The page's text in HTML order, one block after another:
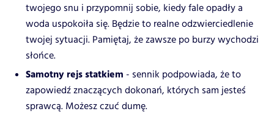
twojego snu i przypomnij sobie, kiedy fale opadły a
woda uspokoiła się. Będzie to realne odzwierciedlenie
twojej sytuacji. Pamiętaj, że zawsze po burzy wychodzi
słońce.
Samotny rejs statkiem - sennik podpowiada, że to
zapowiedź znaczących dokonań, których sam jesteś
sprawcą. Możesz czuć dumę.